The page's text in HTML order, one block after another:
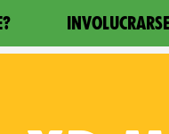
INVOLUCRARSE